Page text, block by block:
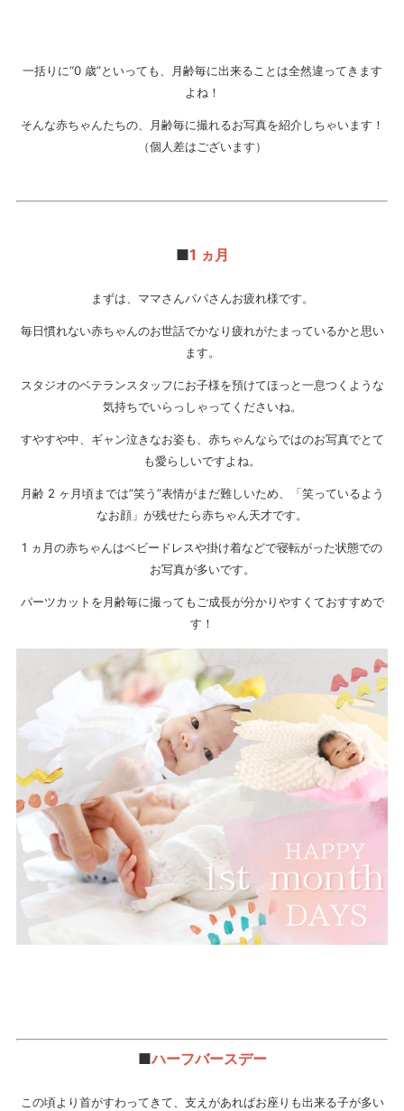
一括りに“0 歳”といっても、月齢毎に出来ることは全然違ってきます
よね！
そんな赤ちゃんたちの、月齢毎に撮れるお写真を紹介しちゃいます！
（個人差はございます）
■1 ヵ月
まずは、ママさんパパさんお疲れ様です。
毎日慣れない赤ちゃんのお世話でかなり疲れがたまっているかと思い
ます。
スタジオのベテランスタッフにお子様を預けてほっと一息つくような
気持ちでいらっしゃってくださいね。
すやすや中、ギャン泣きなお姿も、赤ちゃんならではのお写真でとて
も愛らしいですよね。
月齢 2 ヶ月頃までは”笑う”表情がまだ難しいため、「笑っているよう
なお顔」が残せたら赤ちゃん天才です。
1 ヵ月の赤ちゃんはベビードレスや掛け着などで寝転がった状態での
お写真が多いです。
パーツカットを月齢毎に撮ってもご成長が分かりやすくておすすめで
す！
■ハーフバースデー
この頃より首がすわってきて、支えがあればお座りも出来る子が多い